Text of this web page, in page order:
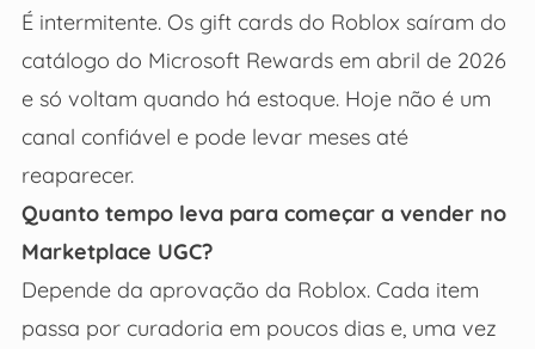
É intermitente. Os gift cards do Roblox saíram do
catálogo do Microsoft Rewards em abril de 2026
e só voltam quando há estoque. Hoje não é um
canal confiável e pode levar meses até
reaparecer.
Quanto tempo leva para começar a vender no
Marketplace UGC?
Depende da aprovação da Roblox. Cada item
passa por curadoria em poucos dias e, uma vez